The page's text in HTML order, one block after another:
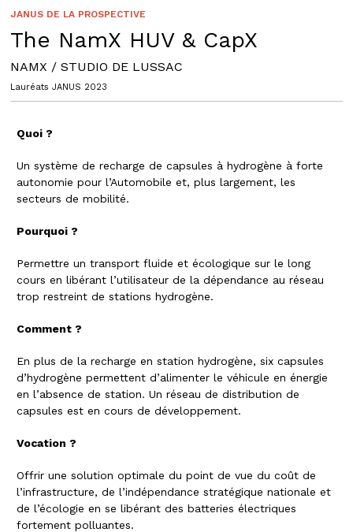
JANUS DE LA PROSPECTIVE
The NamX HUV & CapX
NAMX / STUDIO DE LUSSAC
Lauréats JANUS 2023
Quoi ?
Un système de recharge de capsules à hydrogène à forte
autonomie pour l’Automobile et, plus largement, les
secteurs de mobilité.
Pourquoi ?
Permettre un transport fluide et écologique sur le long
cours en libérant l’utilisateur de la dépendance au réseau
trop restreint de stations hydrogène.
Comment ?
En plus de la recharge en station hydrogène, six capsules
d’hydrogène permettent d’alimenter le véhicule en énergie
en l’absence de station. Un réseau de distribution de
capsules est en cours de développement.
Vocation ?
Offrir une solution optimale du point de vue du coût de
l’infrastructure, de l’indépendance stratégique nationale et
de l’écologie en se libérant des batteries électriques
fortement polluantes.